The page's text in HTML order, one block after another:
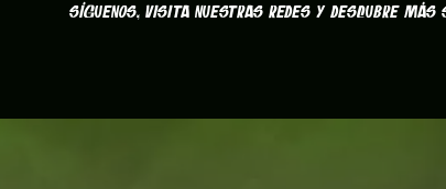
Síguenos, visita nuestras redes y descubre más